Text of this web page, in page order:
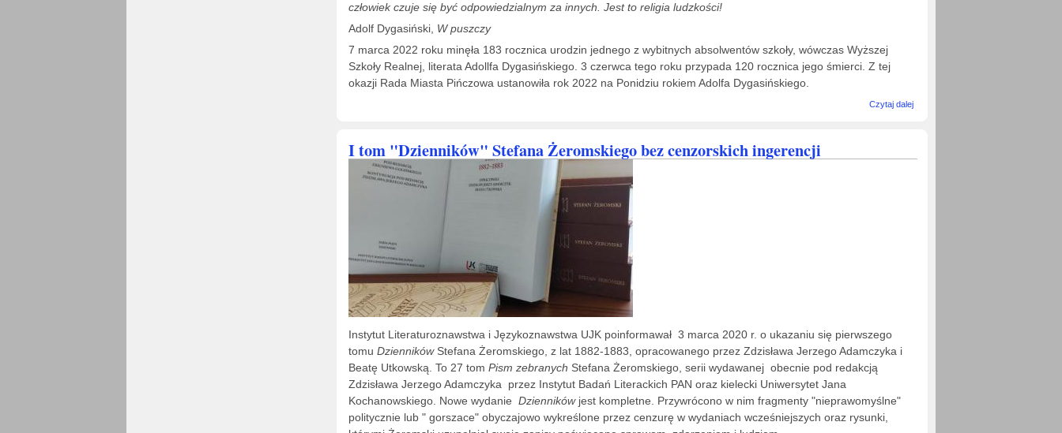
człowiek czuje się być odpowiedzialnym za innych. Jest to religia ludzkości!
Adolf Dygasiński, W puszczy
7 marca 2022 roku minęła 183 rocznica urodzin jednego z wybitnych absolwentów szkoły, wówczas Wyższej
Szkoły Realnej, literata Adollfa Dygasińskiego. 3 czerwca tego roku przypada 120 rocznica jego śmierci. Z tej
okazji Rada Miasta Pińczowa ustanowiła rok 2022 na Ponidziu rokiem Adolfa Dygasińskiego.
Czytaj dalejwpis Adolf
I tom "Dzienników" Stefana Żeromskiego bez cenzorskich ingerencji
Instytut Literaturoznawstwa i Językoznawstwa UJK poinformawał 3 marca 2020 r. o ukazaniu się pierwszego
tomu Dzienników Stefana Żeromskiego, z lat 1882-1883, opracowanego przez Zdzisława Jerzego Adamczyka i
Beatę Utkowską. To 27 tom Pism zebranych Stefana Żeromskiego, serii wydawanej obecnie pod redakcją
Zdzisława Jerzego Adamczyka przez Instytut Badań Literackich PAN oraz kielecki Uniwersytet Jana
Kochanowskiego. Nowe wydanie Dziennikówjest kompletne. Przywrócono w nim fragmenty "nieprawomyślne"
politycznie lub " gorszace" obyczajowo wykreślone przez cenzurę w wydaniach wcześniejszych oraz rysunki,